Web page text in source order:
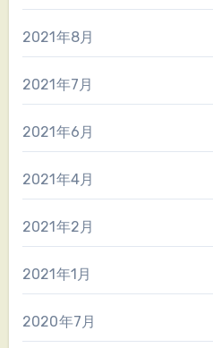
2021年8月
2021年7月
2021年6月
2021年4月
2021年2月
2021年1月
2020年7月